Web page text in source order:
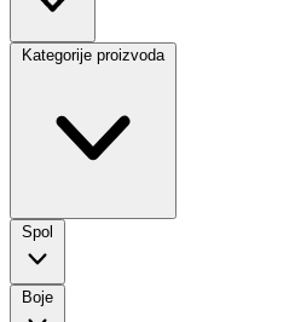
Kategorije proizvoda
Spol
Boje